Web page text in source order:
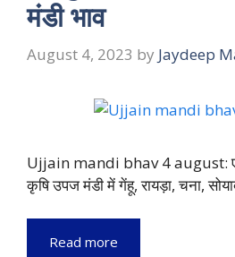
मंडी भाव
August 4, 2023 by Jaydeep
Ujjain mandi bhav 4 august:
कृषि उपज मंडी में गेंहू, रायड़ा, चना,
Read more